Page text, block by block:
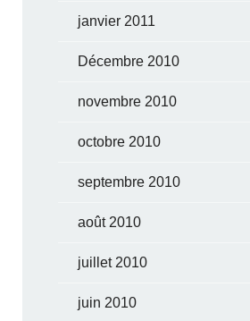
janvier 2011
Décembre 2010
novembre 2010
octobre 2010
septembre 2010
août 2010
juillet 2010
juin 2010